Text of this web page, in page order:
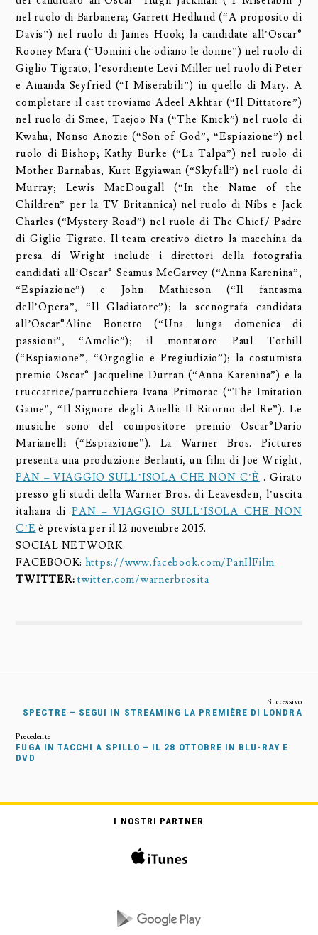
nel ruolo di Barbanera; Garrett Hedlund (“A proposito di
Davis”) nel ruolo di James Hook; la candidate all’Oscar®
Rooney Mara (“Uomini che odiano le donne”) nel ruolo di
Giglio Tigrato; l’esordiente Levi Miller nel ruolo di Peter
e Amanda Seyfried (“I Miserabili”) in quello di Mary. A
completare il cast troviamo Adeel Akhtar (“Il Dittatore”)
nel ruolo di Smee; Taejoo Na (“The Knick”) nel ruolo di
Kwahu; Nonso Anozie (“Son of God”, “Espiazione”) nel
ruolo di Bishop; Kathy Burke (“La Talpa”) nel ruolo di
Mother Barnabas; Kurt Egyiawan (“Skyfall”) nel ruolo di
Murray; Lewis MacDougall (“In the Name of the
Children” per la TV Britannica) nel ruolo di Nibs e Jack
Charles (“Mystery Road”) nel ruolo di The Chief/ Padre
di Giglio Tigrato. Il team creativo dietro la macchina da
presa di Wright include i direttori della fotografia
candidati all’Oscar® Seamus McGarvey (“Anna Karenina”,
“Espiazione”) e John Mathieson (“Il fantasma
dell’Opera”, “Il Gladiatore”); la scenografa candidata
all’Oscar®Aline Bonetto (“Una lunga domenica di
passioni”, “Amelie”); il montatore Paul Tothill
(“Espiazione”, “Orgoglio e Pregiudizio”); la costumista
premio Oscar® Jacqueline Durran (“Anna Karenina”) e la
truccatrice/parrucchiera Ivana Primorac (“The Imitation
Game”, “Il Signore degli Anelli: Il Ritorno del Re”). Le
musiche sono del compositore premio Oscar®Dario
Marianelli (“Espiazione”). La Warner Bros. Pictures
presenta una produzione Berlanti, un film di Joe Wright,
PAN – VIAGGIO SULL’ISOLA CHE NON C’È . Girato
presso gli studi della Warner Bros. di Leavesden, l’uscita
italiana diPAN – VIAGGIO SULL’ISOLA CHE NON
C’È è prevista per il 12 novembre 2015.
SOCIAL NETWORK
FACEBOOK: https://www.facebook.com/PanIlFilm
TWITTER:twitter.com/warnerbrosita
SPECTRE – SEGUI IN STREAMING LA PREMIÈRE DI LONDRA
FUGA IN TACCHI A SPILLO – IL 28 OTTOBRE IN BLU-RAY E
DVD
I NOSTRI PARTNER